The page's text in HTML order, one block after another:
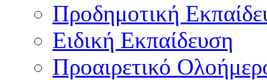
Προδημοτική
Ειδική Εκπαίδευση
Προαιρετικό